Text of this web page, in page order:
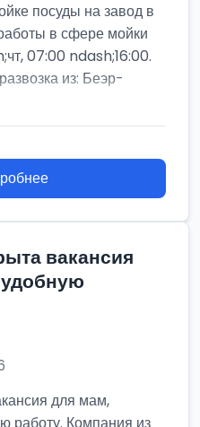
посуды на завод в
в сфере мойки
07:00 ndash;16:00.
из: Беэр-
вакансия
для мам,